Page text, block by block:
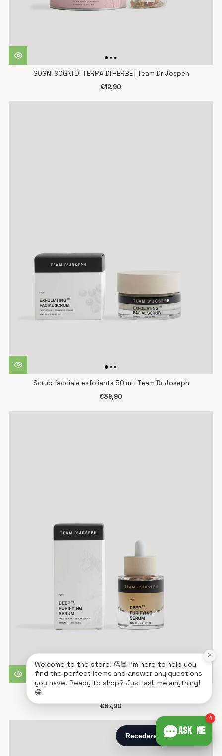
SOGNI SOGNI DI TERRA DI HERBE | Team Dr Jospeh
€12,90
Scrub facciale esfoliante 50 ml i Team Dr Joseph
€39,90
Siero purificante profondo 30 ml I Team Dr. Joseph
€67,90
Ask me
1
Welcome to the store! 👏🏻 I'm here to help you
find the perfect items and answer any questions
you have. Ready to shop? Just ask me anything!
😁
×